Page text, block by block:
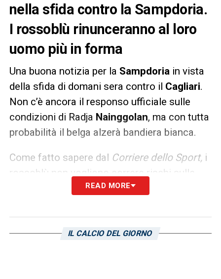
nella sfida contro la Sampdoria.
I rossoblù rinunceranno al loro
uomo più in forma
Una buona notizia per la Sampdoria in vista
della sfida di domani sera contro il Cagliari.
Non c’è ancora il responso ufficiale sulle
condizioni di Radja Nainggolan, ma con tutta
probabilità il belga alzerà bandiera bianca.
Come fatto sapere dal Corriere dello Sport,i
rossoblù non vogliono correre rischi sulle
condizioni fisiche del centrocampista per
potrebbe compromettere il suo finale di
stagione.
READ MORE
IL CALCIO DEL GIORNO